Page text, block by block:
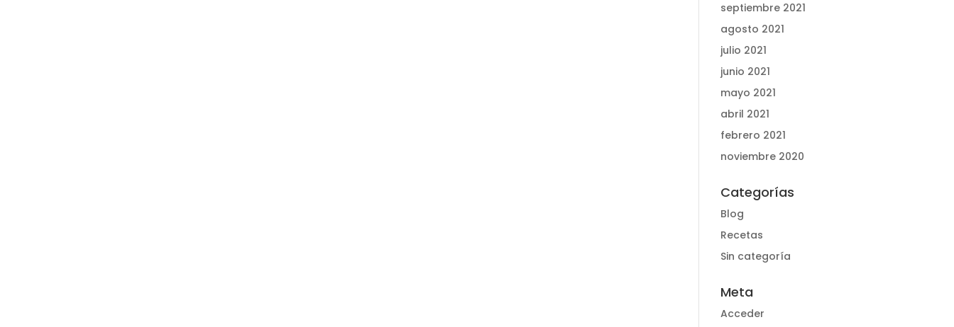
septiembre 2021
agosto 2021
julio 2021
junio 2021
mayo 2021
abril 2021
febrero 2021
noviembre 2020
Categorías
Blog
Recetas
Sin categoría
Meta
Acceder